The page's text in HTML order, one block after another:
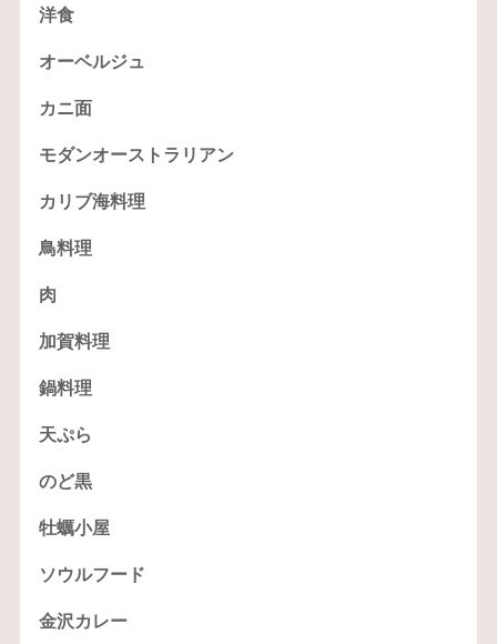
洋食
オーベルジュ
カニ面
モダンオーストラリアン
カリブ海料理
鳥料理
肉
加賀料理
鍋料理
天ぷら
のど黒
牡蠣小屋
ソウルフード
金沢カレー